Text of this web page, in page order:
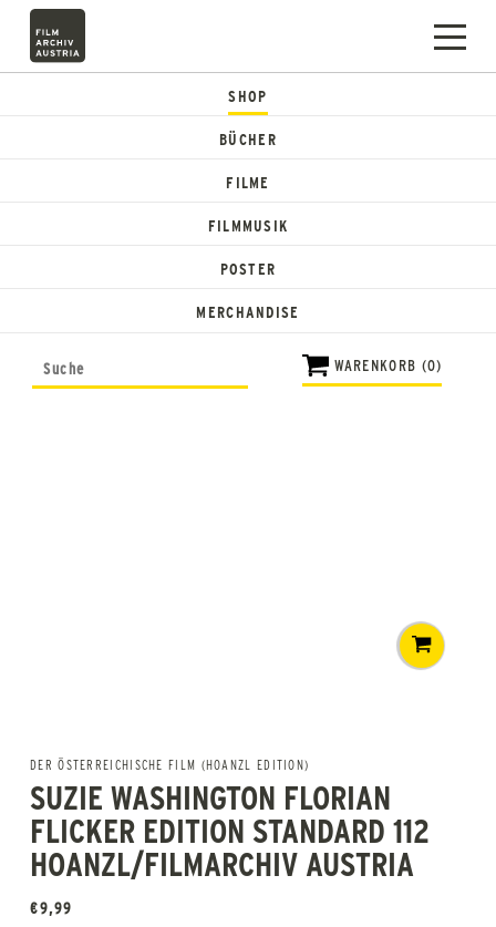
SHOP
BÜCHER
FILME
FILMMUSIK
POSTER
MERCHANDISE
WARENKORB (0)
DER ÖSTERREICHISCHE FILM (HOANZL EDITION)
SUZIE WASHINGTON FLORIAN
FLICKER EDITION STANDARD 112
HOANZL/FILMARCHIV AUSTRIA
€9,99